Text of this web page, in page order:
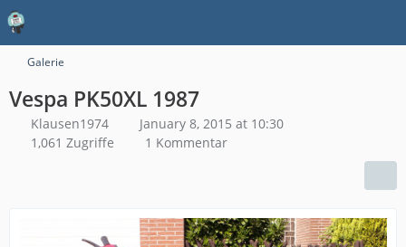
Galerie
Vespa PK50XL 1987
Klausen1974
January 8, 2015 at 10:30
1,061 Zugriffe
1 Kommentar